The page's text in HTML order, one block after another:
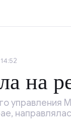
на
управления